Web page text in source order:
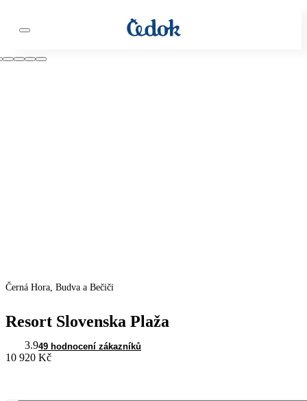
Černá Hora, Budva a Bečiči
Resort Slovenska Plaža
3.949 hodnocení zákazníků
10 920 Kč